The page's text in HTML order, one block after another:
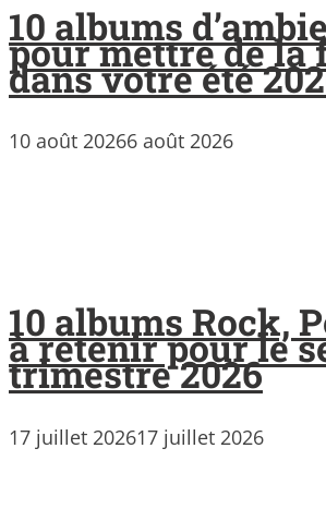
10 albums
pour mettre de la
dans votre été
10 août 20266 août 2026
10 albums Rock,
à retenir pour le
trimestre 2026
17 juillet 202617 juillet 2026